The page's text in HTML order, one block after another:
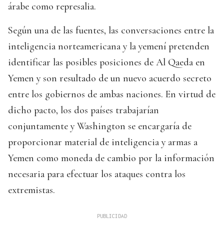
árabe como represalia.
Según una de las fuentes, las conversaciones entre la
inteligencia norteamericana y la yemení pretenden
identificar las posibles posiciones de Al Qaeda en
Yemen y son resultado de un nuevo acuerdo secreto
entre los gobiernos de ambas naciones. En virtud de
dicho pacto, los dos países trabajarían
conjuntamente y Washington se encargaría de
proporcionar material de inteligencia y armas a
Yemen como moneda de cambio por la información
necesaria para efectuar los ataques contra los
extremistas.